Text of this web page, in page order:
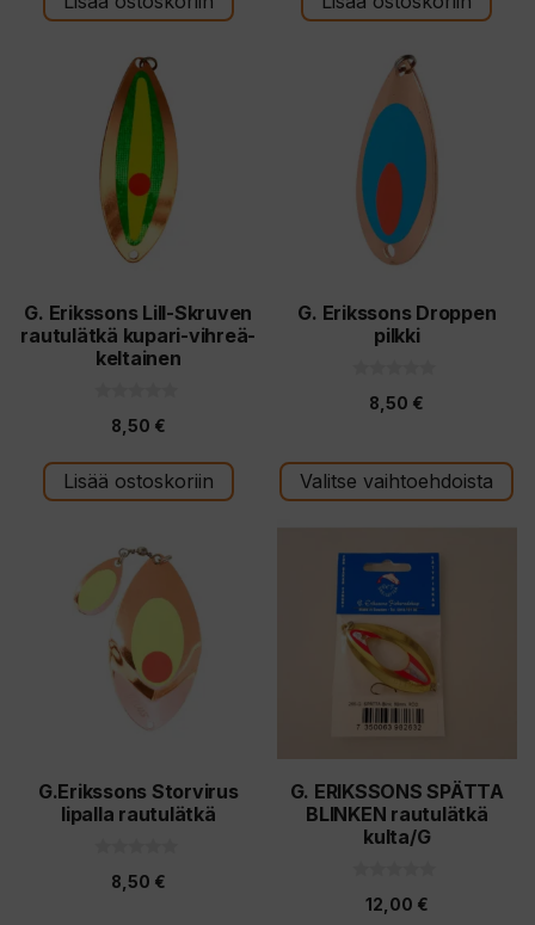
ä
G. Erikssons Lill-Skruven
rautulätkä kupari-vihreä-
keltainen
s
t
ä
8,50 €
Lisää ostoskoriin
G. Erikssons Droppen
pilkki
ä
8,50 €
Valitse vaihtoehdoista
muunnelma.
tuotteen
G.Erikssons Storvirus
lipalla rautulätkä
8,50 €
tuotteella
muunnelma.
tuotteen
sivulla.
G. ERIKSSONS SPÄTTA
BLINKEN rautulätkä
kulta/G
12,00 €